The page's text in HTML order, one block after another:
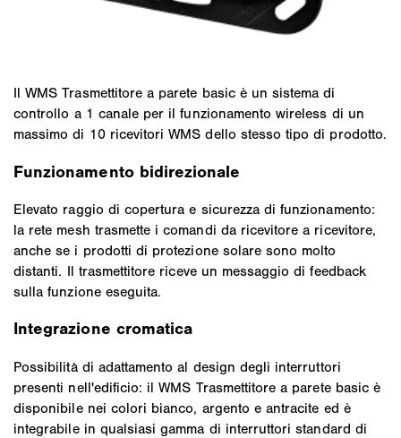
Il WMS Trasmettitore a parete basic è un sistema di
controllo a 1 canale per il funzionamento wireless di un
massimo di 10 ricevitori WMS dello stesso tipo di prodotto.
Funzionamento bidirezionale
Elevato raggio di copertura e sicurezza di funzionamento:
la rete mesh trasmette i comandi da ricevitore a ricevitore,
anche se i prodotti di protezione solare sono molto
distanti. Il trasmettitore riceve un messaggio di feedback
sulla funzione eseguita.
Integrazione cromatica
Possibilità di adattamento al design degli interruttori
presenti nell'edificio: il WMS Trasmettitore a parete basic è
disponibile nei colori bianco, argento e antracite ed è
integrabile in qualsiasi gamma di interruttori standard di